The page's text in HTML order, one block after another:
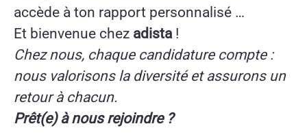
accède à ton rapport personnalisé …
Et bienvenue chez adista !
Chez nous, chaque candidature compte :
nous valorisons la diversité et assurons un
retour à chacun.
Prêt(e) à nous rejoindre ?